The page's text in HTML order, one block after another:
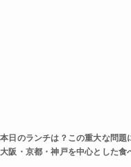
本日のランチは？この重大な問題
大阪・京都・神戸を中心とした食